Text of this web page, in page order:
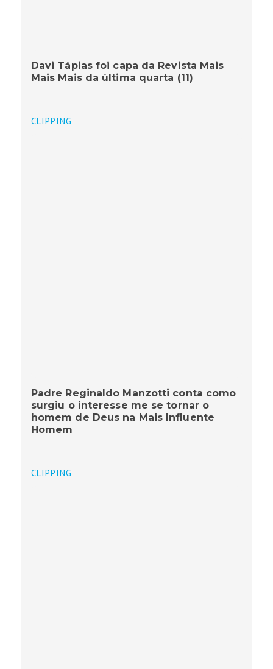
Davi Tápias foi capa da Revista Mais
Mais Mais da última quarta (11)
CLIPPING
Padre Reginaldo Manzotti conta como
surgiu o interesse me se tornar o
homem de Deus na Mais Influente
Homem
CLIPPING